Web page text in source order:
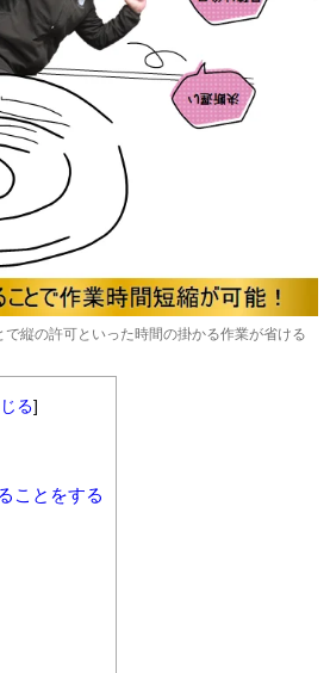
縦の許可といった時間の掛かる作業が省ける
る]
ことをする